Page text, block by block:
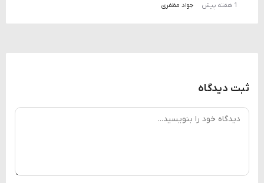
1 هفته پیش جواد مظفری
ثبت دیدگاه